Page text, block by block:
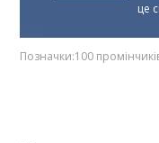
це
Позначки:100